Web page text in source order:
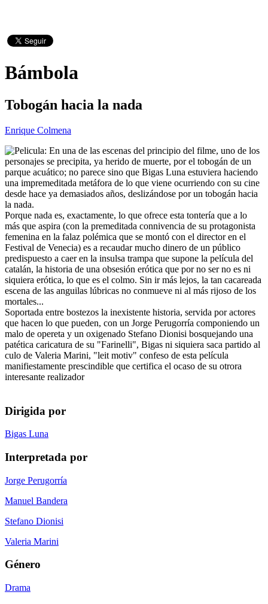
Bámbola
Tobogán hacia la nada
Enrique Colmena
En una de las escenas del principio del filme, uno de los
personajes se precipita, ya herido de muerte, por el tobogán de un
parque acuático; no parece sino que Bigas Luna estuviera haciendo
una impremeditada metáfora de lo que viene ocurriendo con su cine
desde hace ya demasiados años, deslizándose por un tobogán hacia
la nada.
Porque nada es, exactamente, lo que ofrece esta tontería que a lo
más que aspira (con la premeditada connivencia de su protagonista
femenina en la falaz polémica que se montó con el director en el
Festival de Venecia) es a recaudar mucho dinero de un público
predispuesto a caer en la insulsa trampa que supone la película del
catalán, la historia de una obsesión erótica que por no ser no es ni
siquiera erótica, lo que es el colmo. Sin ir más lejos, la tan cacareada
escena de las anguilas lúbricas no conmueve ni al más rijoso de los
mortales...
Soportada entre bostezos la inexistente historia, servida por actores
que hacen lo que pueden, con un Jorge Perugorría componiendo un
malo de opereta y un oxigenado Stefano Dionisi bosquejando una
patética caricatura de su "Farinelli", Bigas ni siquiera saca partido al
culo de Valeria Marini, "leit motiv" confeso de esta película
manifiestamente prescindible que certifica el ocaso de su otrora
interesante realizador
Dirigida por
Bigas Luna
Interpretada por
Jorge Perugorría
Manuel Bandera
Stefano Dionisi
Valeria Marini
Género
Drama